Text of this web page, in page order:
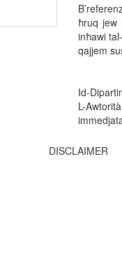
ħruq jew
inħawi
qajjem
Id-
L-
DISCLAIMER